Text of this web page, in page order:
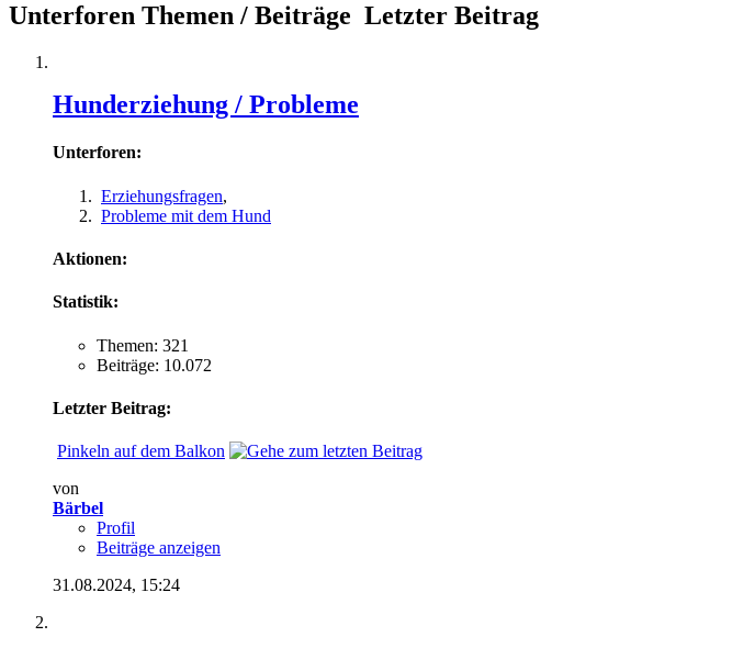
Unterforen Themen / Beiträge Letzter Beitrag
Hunderziehung / Probleme
Unterforen:
Erziehungsfragen,
Probleme mit dem Hund
Aktionen:
Statistik:
Themen: 321
Beiträge: 10.072
Letzter Beitrag:
Pinkeln auf dem Balkon
von
Bärbel
Profil
Beiträge anzeigen
31.08.2024, 15:24